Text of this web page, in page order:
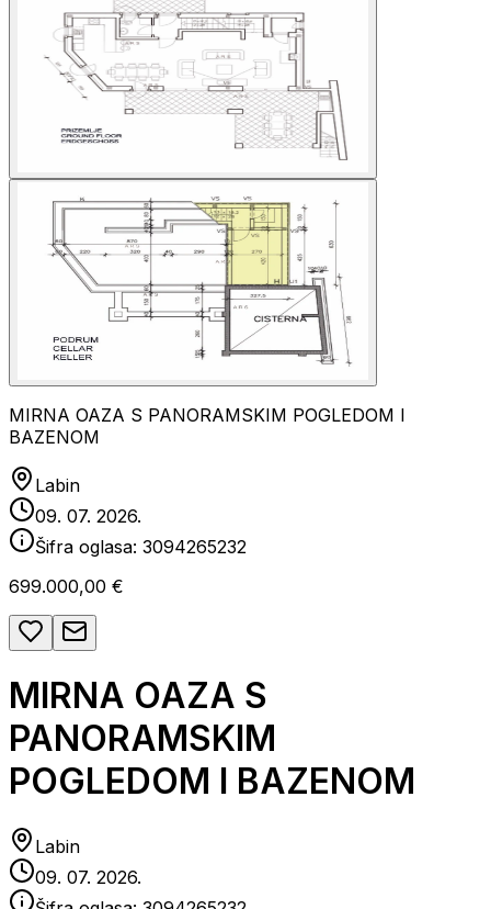
MIRNA OAZA S PANORAMSKIM POGLEDOM I
BAZENOM
Labin
09. 07. 2026.
Šifra oglasa: 3094265232
699.000,00 €
MIRNA OAZA S
PANORAMSKIM
POGLEDOM I BAZENOM
Labin
09. 07. 2026.